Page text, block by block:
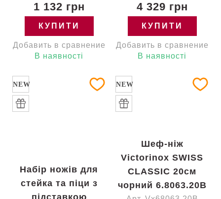
1 132 грн
КУПИТИ
Добавить в сравнение
В наявності
4 329 грн
КУПИТИ
Добавить в сравнение
В наявності
NEW
Набір ножів для
стейка та піци з
підставкою
NEW
Шеф-ніж
Victorinox SWISS
CLASSIC 20см
чорний 6.8063.20B